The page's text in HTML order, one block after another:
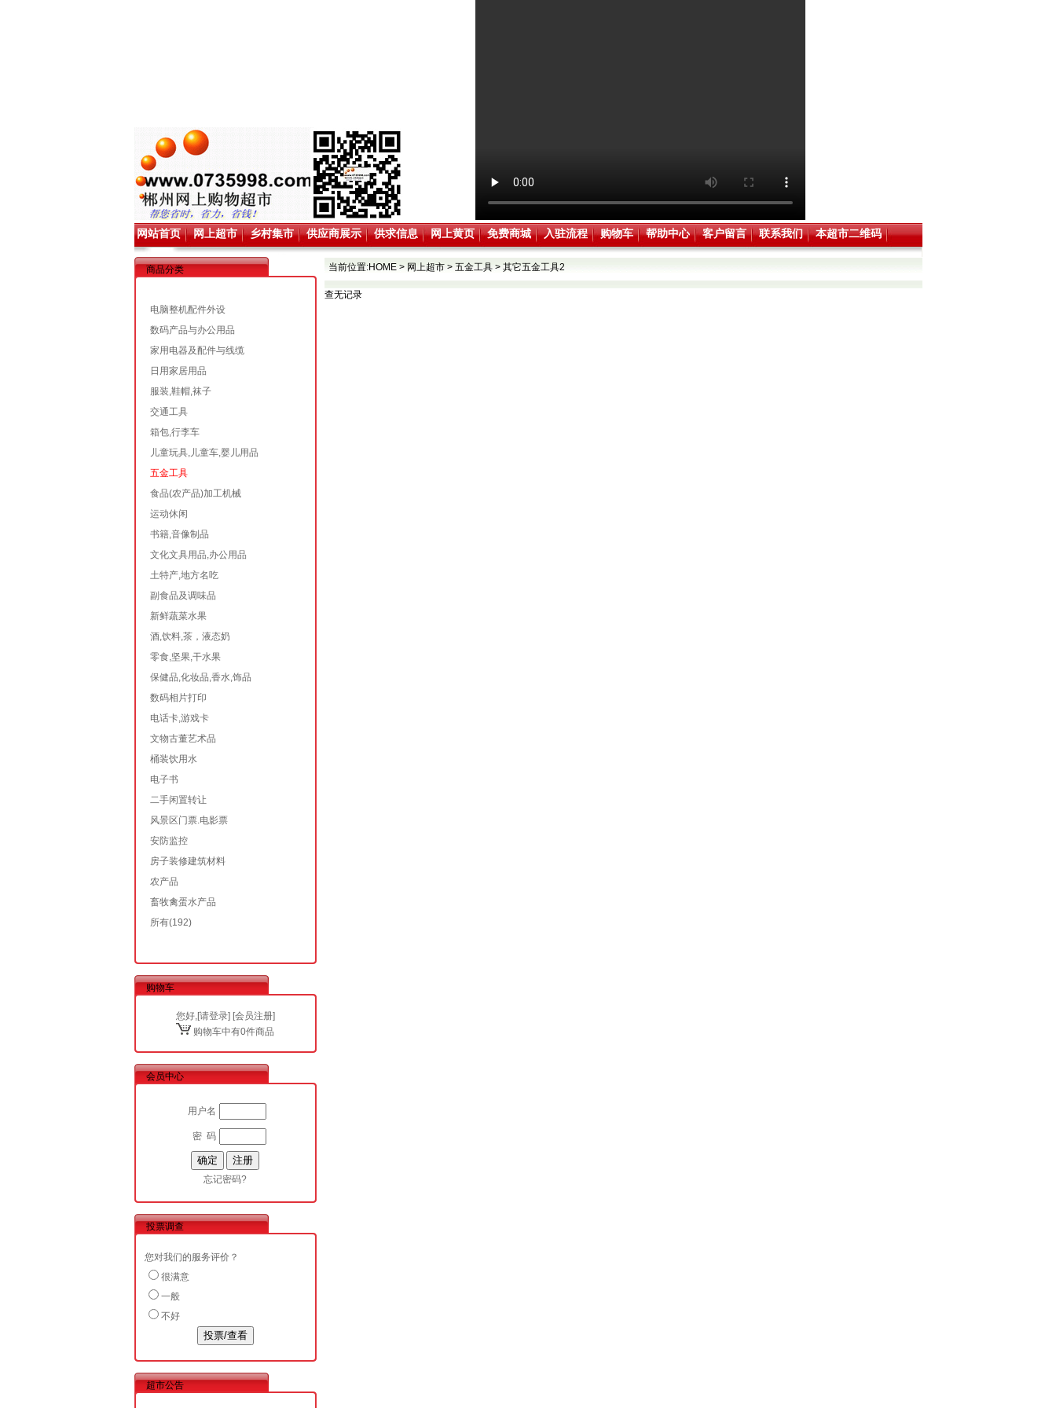
网站首页 网上超市 乡村集市 供应商展示 供求信息 网上黄页 免费商城 入驻流程 购物车 帮助中心 客户留言 联系我们 本超市二维码
商品分类
电脑整机配件外设
数码产品与办公用品
家用电器及配件与线缆
日用家居用品
服装,鞋帽,袜子
交通工具
箱包,行李车
儿童玩具,儿童车,婴儿用品
五金工具
食品(农产品)加工机械
运动休闲
书籍,音像制品
文化文具用品,办公用品
土特产,地方名吃
副食品及调味品
新鲜蔬菜水果
酒,饮料,茶，液态奶
零食,坚果,干水果
保健品,化妆品,香水,饰品
数码相片打印
电话卡,游戏卡
文物古董艺术品
桶装饮用水
电子书
二手闲置转让
风景区门票.电影票
安防监控
房子装修建筑材料
农产品
畜牧禽蛋水产品
所有(192)
购物车
您好,[请登录] [会员注册]
购物车中有0件商品
会员中心
用户名
密 码
忘记密码?
投票调查
您对我们的服务评价？
很满意
一般
不好
超市公告
当前位置:HOME> 网上超市> 五金工具> 其它五金工具2
查无记录